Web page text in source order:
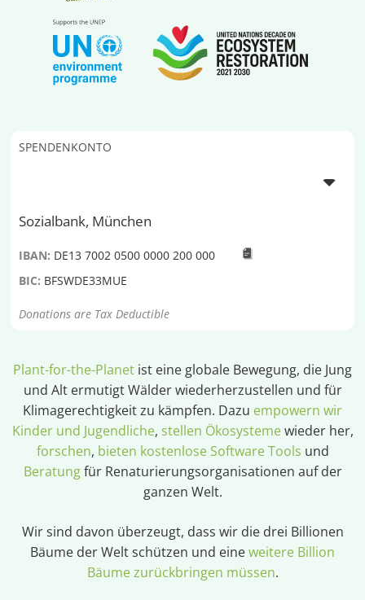
SPENDENKONTO
Sozialbank, München
IBAN: DE13 7002 0500 0000 200 000
BIC: BFSWDE33MUE
Donations are Tax Deductible
Plant-for-the-Planet ist eine globale Bewegung, die Jung
und Alt ermutigt Wälder wiederherzustellen und für
Klimagerechtigkeit zu kämpfen. Dazu empowern wir
Kinder und Jugendliche, stellen Ökosystemewieder her,
forschen, bieten kostenlose Software Tools und
Beratungfür Renaturierungsorganisationen auf der
ganzen Welt.
Wir sind davon überzeugt, dass wir die drei Billionen
Bäume der Welt schützen und eineweitere Billion
Bäume zurückbringen müssen.